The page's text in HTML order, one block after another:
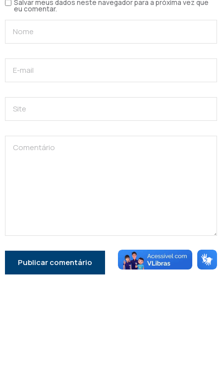
Salvar meus dados neste navegador para a próxima vez que
eu comentar.